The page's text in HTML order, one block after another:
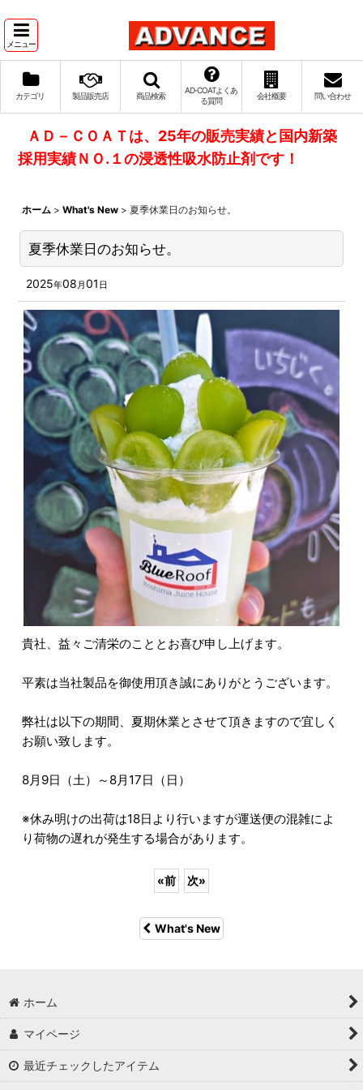
メニュー
カテゴリ 製品販売店 商品検索
AD‐COATよくあ
る質問
会社概要 問い合わせ
ＡＤ－ＣＯＡＴは、25年の販売実績と国内新築
採用実績ＮＯ.１の浸透性吸水防止剤です！
ホーム > What's New > 夏季休業日のお知らせ。
夏季休業日のお知らせ。
2025年08 月01 日
貴社、益々ご清栄のこととお喜び申し上げます。
平素は当社製品を御使用頂き誠にありがとうございます。
弊社は以下の期間、夏期休業とさせて頂きますので宜しく
お願い致します。
8月9日（土）～8月17日（日）
※休み明けの出荷は18日より行いますが運送便の混雑によ
り荷物の遅れが発生する場合があります。
«前 次»
What's New
ホーム
マイページ
最近チェックしたアイテム